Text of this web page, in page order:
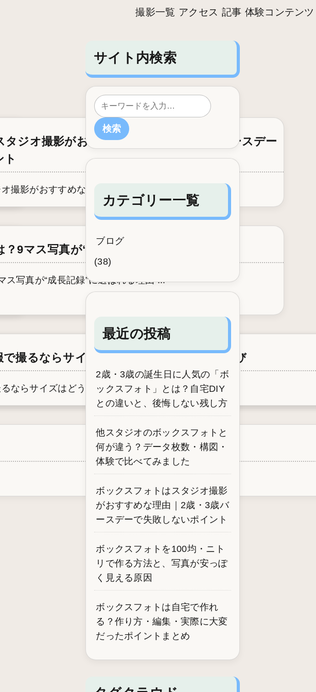
撮影一覧 アクセス 記事 体験コンテンツ
タ枚数・構図・体験で比
構図・体験...
ジオ撮影がおすすめな理由｜2歳・3歳バースデー
撮影がおすすめな理由｜2歳・3歳バー...
原
・実際に大変だったポイ
変だった...
9マス写真が“成長記録”に選ばれる理由
ス写真が“成長記録”に選ばれる理由 ...
ツまで完全ガイド
を消して映えるコツ
映えるコツ...
で撮るならサイズはどうする？1年続く服選び
ならサイズはどうする？1年続く服選び...
サイト内検索
検索
カテゴリー一覧
ブログ
(38)
最近の投稿
2歳・3歳の誕生日に人気の「ボ
ックスフォト」とは？自宅DIY
との違いと、後悔しない残し方
他スタジオのボックスフォトと
何が違う？データ枚数・構図・
体験で比べてみました
ボックスフォトはスタジオ撮影
がおすすめな理由｜2歳・3歳バ
ースデーで失敗しないポイント
ボックスフォトを100均・ニト
リで作る方法と、写真が安っぽ
く見える原因
ボックスフォトは自宅で作れ
る？作り方・編集・実際に大変
だったポイントまとめ